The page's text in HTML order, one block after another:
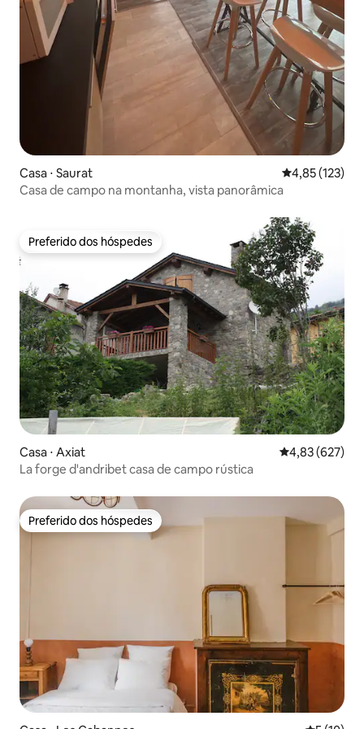
Casa ⋅ Saurat 4,85 de uma
4,85 (123)
Casa de campo na montanha, vista panorâmica
Preferido dos hóspedes
Preferido dos hóspedes
Casa ⋅ Axiat 4,83 de uma
4,83 (627)
La forge d'andribet casa de campo rústica
Preferido dos hóspedes
Preferido dos hóspedes